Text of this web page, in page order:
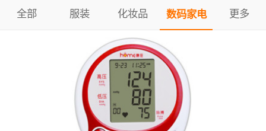
全部 服装 化妆品 数码家电 更多